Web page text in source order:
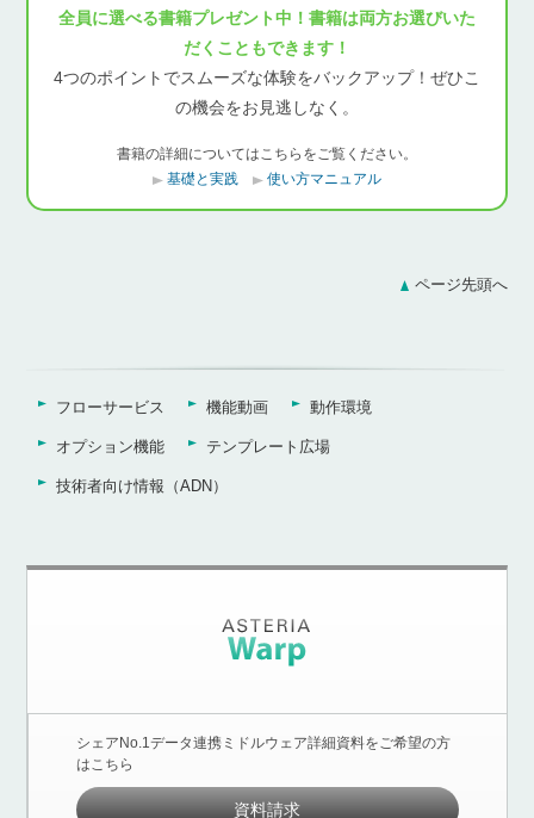
全員に選べる書籍プレゼント中！書籍は両方お選びいた
だくこともできます！
4つのポイントでスムーズな体験をバックアップ！ぜひこ
の機会をお見逃しなく。
書籍の詳細についてはこちらをご覧ください。
基礎と実践
使い方マニュアル
ページ先頭へ
フローサービス 機能動画 動作環境
オプション機能 テンプレート広場
技術者向け情報（ADN）
シェアNo.1データ連携ミドルウェア詳細資料をご希望の方
はこちら
資料請求